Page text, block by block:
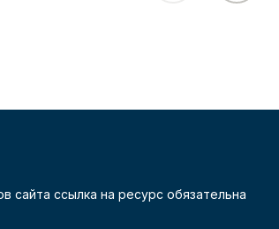
сайта ссылка на ресурс обязательна